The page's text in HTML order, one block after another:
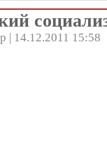
| 14.12.2011 15:58